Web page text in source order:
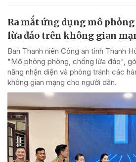
Ra mắt ứng dụng mô
lừa đảo trên không gian
Ban Thanh niên Công an tỉnh Thanh
"Mô phỏng phòng, chống lừa đảo",
năng nhận diện và phòng tránh các
không gian mạng cho người dân.